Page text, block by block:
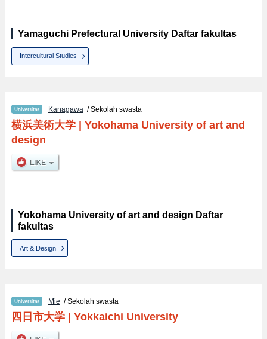
Yamaguchi Prefectural University Daftar fakultas
Intercultural Studies
Kanagawa / Sekolah swasta
横浜美術大学| Yokohama University of art and
design
Yokohama University of art and design Daftar
fakultas
Art & Design
Mie / Sekolah swasta
四日市大学| Yokkaichi University